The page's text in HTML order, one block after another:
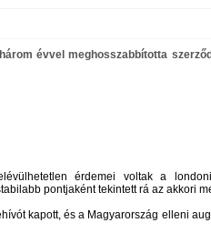
évvel meghosszabbította
érdemei voltak a
pontjaként tekintett rá az akkori
kapott, és a Magyarország elleni